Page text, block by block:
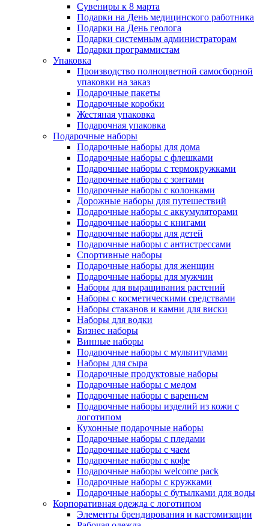
Сувениры к 8 марта
Подарки на День медицинского работника
Подарки на День геолога
Подарки системным администраторам
Подарки программистам
Упаковка
Производство полноцветной самосборной
упаковки на заказ
Подарочные пакеты
Подарочные коробки
Жестяная упаковка
Подарочная упаковка
Подарочные наборы
Подарочные наборы для дома
Подарочные наборы с флешками
Подарочные наборы с термокружками
Подарочные наборы с зонтами
Подарочные наборы с колонками
Дорожные наборы для путешествий
Подарочные наборы с аккумуляторами
Подарочные наборы с книгами
Подарочные наборы для детей
Подарочные наборы с антистрессами
Спортивные наборы
Подарочные наборы для женщин
Подарочные наборы для мужчин
Наборы для выращивания растений
Наборы с косметическими средствами
Наборы стаканов и камни для виски
Наборы для водки
Бизнес наборы
Винные наборы
Подарочные наборы с мультитулами
Наборы для сыра
Подарочные продуктовые наборы
Подарочные наборы с медом
Подарочные наборы с вареньем
Подарочные наборы изделий из кожи с
логотипом
Кухонные подарочные наборы
Подарочные наборы с пледами
Подарочные наборы с чаем
Подарочные наборы с кофе
Подарочные наборы welcome pack
Подарочные наборы с кружками
Подарочные наборы с бутылками для воды
Корпоративная одежда с логотипом
Элементы брендирования и кастомизации